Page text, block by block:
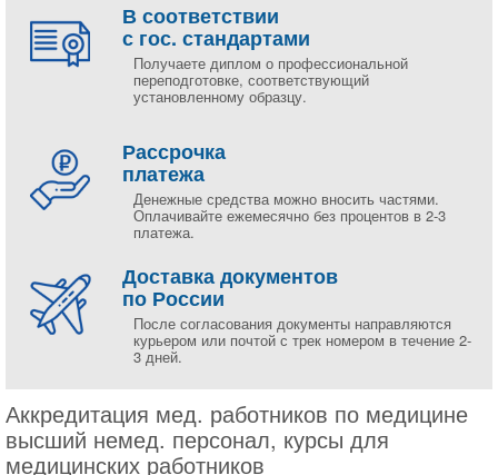
В соответствии
с гос. стандартами
Получаете диплом о профессиональной
переподготовке, соответствующий
установленному образцу.
Рассрочка
платежа
Денежные средства можно вносить частями.
Оплачивайте ежемесячно без процентов в 2-3
платежа.
Доставка документов
по России
После согласования документы направляются
курьером или почтой с трек номером в течение 2-
3 дней.
Аккредитация мед. работников по медицине
высший немед. персонал, курсы для
медицинских работников